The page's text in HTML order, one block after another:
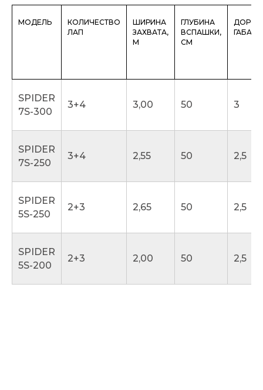
МОДЕЛЬ
КОЛИЧЕСТВО
ЛАП
ШИРИНА
ЗАХВАТА,
М
ГЛУБИНА
ВСПАШКИ,
СМ
SPIDER
7S-300
3+4 3,00 50 3
SPIDER
7S-250
3+4 2,55 50 2,5
SPIDER
5S-250
2+3 2,65 50 2,5
SPIDER
5S-200
2+3 2,00 50 2,5